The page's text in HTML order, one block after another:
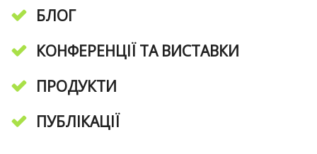
БЛОГ
КОНФЕРЕНЦІЇ ТА ВИСТАВКИ
ПРОДУКТИ
ПУБЛІКАЦІЇ